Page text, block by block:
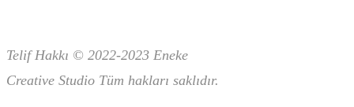
Telif Hakkı © 2022-2023 Eneke
Creative Studio Tüm hakları saklıdır.